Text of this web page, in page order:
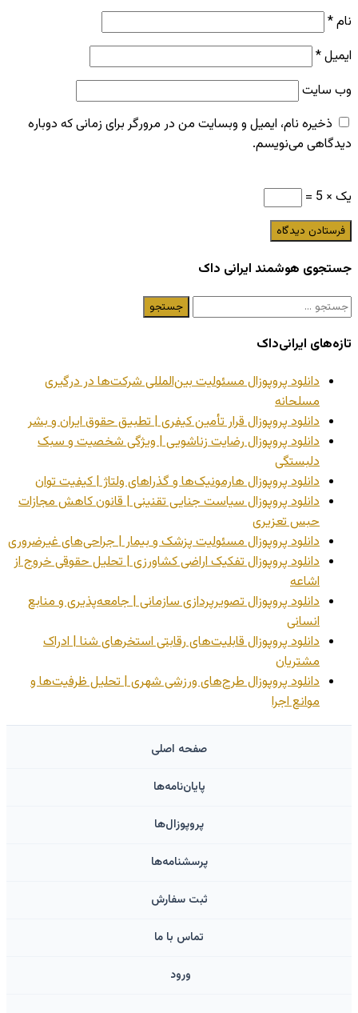
نام*
ایمیل*
وب‌ سایت
ذخیره نام، ایمیل و وبسایت من در مرورگر برای زمانی که دوباره
دیدگاهی می‌نویسم.
یک × 5 =
جستجوی هوشمند ایرانی داک
جستجو
تازه‌های ایرانی‌داک
دانلود پروپوزال مسئولیت بین‌المللی شرکت‌ها در درگیری
مسلحانه
دانلود پروپوزال قرار تأمین کیفری | تطبیق حقوق ایران و بشر
دانلود پروپوزال رضایت زناشویی | ویژگی شخصیت و سبک
دلبستگی
دانلود پروپوزال هارمونیک‌ها و گذراهای ولتاژ | کیفیت توان
دانلود پروپوزال سیاست جنایی تقنینی | قانون کاهش مجازات
حبس تعزیری
دانلود پروپوزال مسئولیت پزشک و بیمار | جراحی‌های غیرضروری
دانلود پروپوزال تفکیک اراضی کشاورزی | تحلیل حقوقی خروج از
اشاعه
دانلود پروپوزال تصویرپردازی سازمانی | جامعه‌پذیری و منابع
انسانی
دانلود پروپوزال قابلیت‌های رقابتی استخرهای شنا | ادراک
مشتریان
دانلود پروپوزال طرح‌های ورزشی شهری | تحلیل ظرفیت‌ها و
موانع اجرا
صفحه اصلی
پایان‌نامه‌ها
پروپوزال‌ها
پرسشنامه‌ها
ثبت سفارش
تماس با ما
ورود ‌